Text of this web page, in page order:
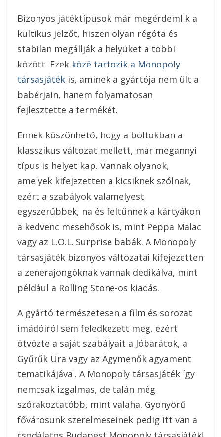
Bizonyos játéktípusok már megérdemlik a
kultikus jelzőt, hiszen olyan régóta és
stabilan megállják a helyüket a többi
között. Ezek közé tartozik a Monopoly
társasjáték is, aminek a gyártója nem ült a
babérjain, hanem folyamatosan
fejlesztette a termékét.
Ennek köszönhető, hogy a boltokban a
klasszikus változat mellett, már megannyi
típus is helyet kap. Vannak olyanok,
amelyek kifejezetten a kicsiknek szólnak,
ezért a szabályok valamelyest
egyszerűbbek, na és feltűnnek a kártyákon
a kedvenc mesehősök is, mint Peppa Malac
vagy az L.O.L. Surprise babák. A Monopoly
társasjáték bizonyos változatai kifejezetten
a zenerajongóknak vannak dedikálva, mint
például a Rolling Stone-os kiadás.
A gyártó természetesen a film és sorozat
imádóiról sem feledkezett meg, ezért
ötvözte a saját szabályait a Jóbarátok, a
Gyűrűk Ura vagy az Agymenők agyament
tematikájával. A Monopoly társasjáték így
nemcsak izgalmas, de talán még
szórakoztatóbb, mint valaha. Gyönyörű
fővárosunk szerelmeseinek pedig itt van a